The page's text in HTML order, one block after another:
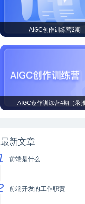
AIGC创作训练营2期
AIGC创作训练营4期（录播
最新文章
前端是什么
前端开发的工作职责